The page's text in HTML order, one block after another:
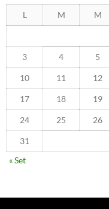
L M M
3 4 5
10 11 12
17 18 19
24 25 26
31
« Set